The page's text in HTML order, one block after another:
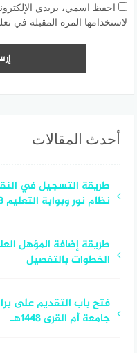
احفظ اسمي، بريدي
لاستخدامها المرة المقبلة في
أحدث المقالات
طريقة التسجيل في
نظام نور وبوابة التعليم 1448
الخطوات بالتفصيل
فتح باب التقديم على
جامعة أم القرى 1448هـ